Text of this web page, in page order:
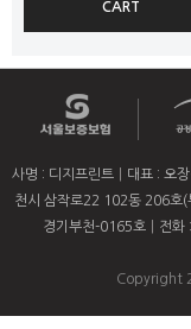
사명 : 디지프린트 대표 : 오
천시 삼작로22 102동 206호(
경기부천-0165호
전화
Copyright